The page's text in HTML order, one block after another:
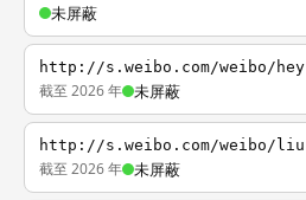
未屏蔽
http://s.weibo.com/weibo/hey
截至 2026 年 未屏蔽
http://s.weibo.com/weibo/liu
截至 2026 年 未屏蔽